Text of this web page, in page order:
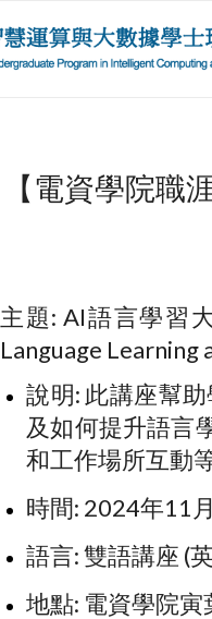
【電資學院職
主題: AI語言學習
Language
說明: 此講座幫
及如何提升語言
和工作場所互動
時間: 2024年11
語言: 雙語講座 (
地點: 電資學院寅